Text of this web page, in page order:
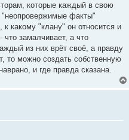
которые каждый в свою
факты"
к какому "клану" он относится и
замалчивает, а что
из них врёт своё, а правду
то можно создать собственную
и где правда сказана.